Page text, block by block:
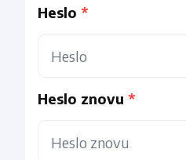
Heslo
Heslo znovu